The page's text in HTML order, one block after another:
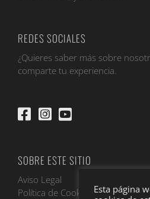
REDES SOCIALES
¿Quieres saber más sobre
comparte tu experiencia.
SOBRE ESTE SITIO
Aviso Legal
Política de Cookies
Esta página